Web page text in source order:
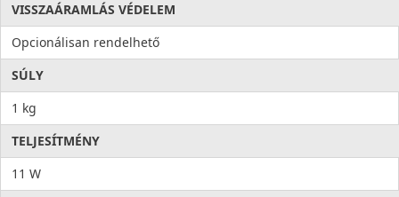
VISSZAÁRAMLÁS VÉDELEM
Opcionálisan rendelhető
SÚLY
1 kg
TELJESÍTMÉNY
11 W